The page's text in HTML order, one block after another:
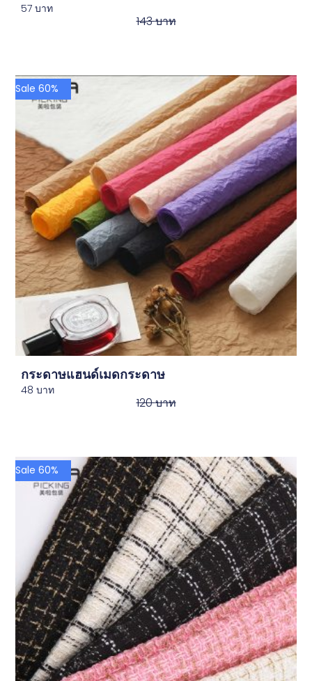
143บาท
57บาท
Sale 60%
กระดาษแฮนด์เมดกระดาษ
120บาท
48บาท
Sale 60%